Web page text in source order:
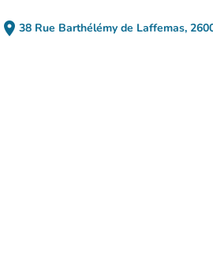
place 38 Rue Barthélémy de Laffemas,
(agor yn
(tab